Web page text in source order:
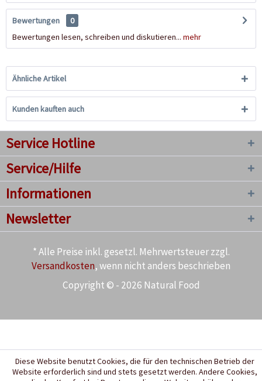
Bewertungen
0
Bewertungen lesen, schreiben und diskutieren... mehr
Ähnliche Artikel
Kunden kauften auch
Service Hotline
Service/Hilfe
Informationen
Newsletter
* Alle Preise inkl. gesetzl. Mehrwertsteuer zzgl.
Versandkosten, wenn nicht anders beschrieben
Copyright © - 2026 Natural Food
Diese Website benutzt Cookies, die für den technischen Betrieb der
Website erforderlich sind und stets gesetzt werden. Andere Cookies,